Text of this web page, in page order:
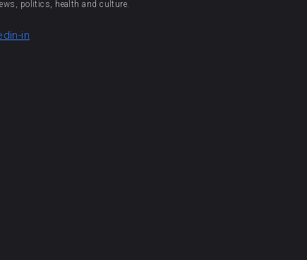
politics, health and culture.
in